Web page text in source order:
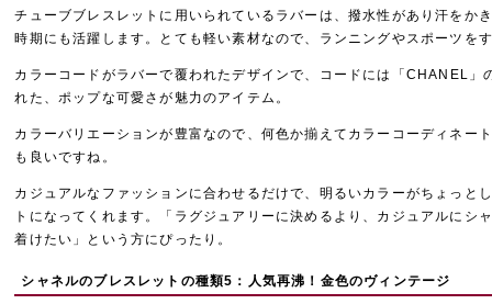
チューブブレスレットに用いられているラバーは、撥水性があり汗をか
時期にも活躍します。とても軽い素材なので、ランニングやスポーツを
カラーコードがラバーで覆われたデザインで、コードには「CHANEL」
れた、ポップな可愛さが魅力のアイテム。
カラーバリエーションが豊富なので、何色か揃えてカラーコーディネー
も良いですね。
カジュアルなファッションに合わせるだけで、明るいカラーがちょっと
トになってくれます。「ラグジュアリーに決めるより、カジュアルにシ
着けたい」という方にぴったり。
シャネルのブレスレットの種類5：人気再沸！金色のヴィンテージ